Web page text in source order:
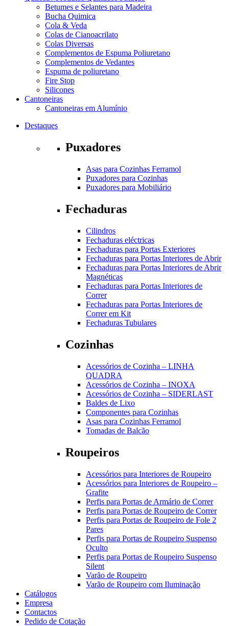
Betumes e Selantes para Madeira
Bucha Quimica
Cola & Veda
Colas de Cianoacrilato
Colas Diversas
Complementos de Espuma Poliuretano
Complementos de Vedantes
Espuma de poliuretano
Fire Stop
Silicones
Cantoneiras
Cantoneiras em Alumínio
Destaques
Puxadores
Asas para Cozinhas Ferramol
Puxadores para Cozinhas
Puxadores para Mobiliário
Fechaduras
Cilindros
Fechaduras eléctricas
Fechaduras para Portas Exteriores
Fechaduras para Portas Interiores de Abrir
Fechaduras para Portas Interiores de Abrir
Magnéticas
Fechaduras para Portas Interiores de
Correr
Fechaduras para Portas Interiores de
Correr em Kit
Fechaduras Tubulares
Cozinhas
Acessórios de Cozinha – LINHA
QUADRA
Acessórios de Cozinha – INOXA
Acessórios de Cozinha – SIDERLAST
Baldes de Lixo
Componentes para Cozinhas
Asas para Cozinhas Ferramol
Tomadas de Balcão
Roupeiros
Acessórios para Interiores de Roupeiro
Acessórios para Interiores de Roupeiro –
Grafite
Perfis para Portas de Armário de Correr
Perfis para Portas de Roupeiro de Correr
Perfis para Portas de Roupeiro de Fole 2
Pares
Perfis para Portas de Roupeiro Suspenso
Oculto
Perfis para Portas de Roupeiro Suspenso
Silent
Varão de Roupeiro
Varão de Roupeiro com Iluminação
Catálogos
Empresa
Contactos
Pedido de Cotação